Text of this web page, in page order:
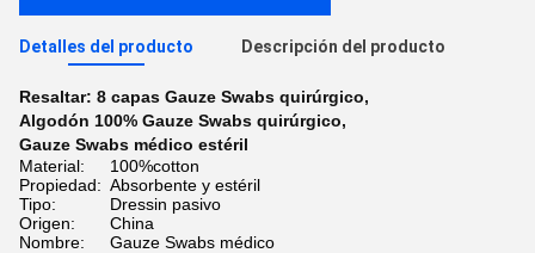
Detalles del producto Descripción del producto
Resaltar: 8 capas Gauze Swabs quirúrgico,
Algodón 100% Gauze Swabs quirúrgico,
Gauze Swabs médico estéril
Material:
100%cotton
Propiedad: Absorbente y estéril
Tipo:
Dressin pasivo
Origen:
China
Nombre:
Gauze Swabs médico